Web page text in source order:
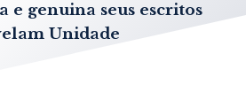
e genuina seus escritos
Unidade